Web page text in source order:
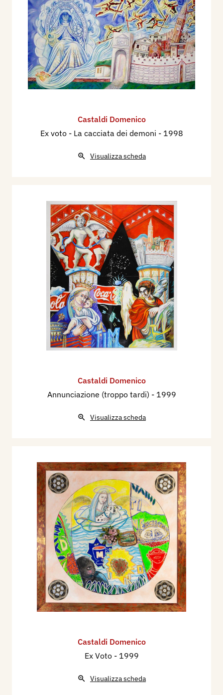
Castaldi Domenico
Ex voto - La cacciata dei demoni - 1998
Visualizza scheda
Castaldi Domenico
Annunciazione (troppo tardi) - 1999
Visualizza scheda
Castaldi Domenico
Ex Voto - 1999
Visualizza scheda